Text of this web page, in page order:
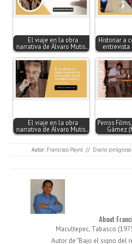
El viaje en la obra
narrativa de Álvaro Mutis…
Historiar a
entrevista
El viaje en la obra
narrativa de Álvaro Mutis…
Perros
Gámez
Autor: Francisco Payró // Diario peligroso
About
Macultepec, Tabasco
Autor de "Bajo el signo del